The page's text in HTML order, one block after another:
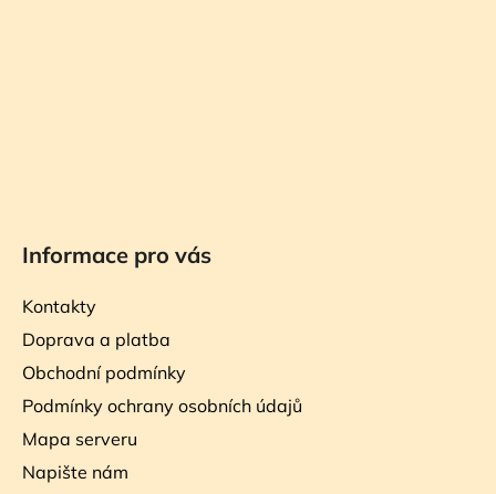
Informace pro vás
Kontakty
Doprava a platba
Obchodní podmínky
Podmínky ochrany osobních údajů
Mapa serveru
Napište nám